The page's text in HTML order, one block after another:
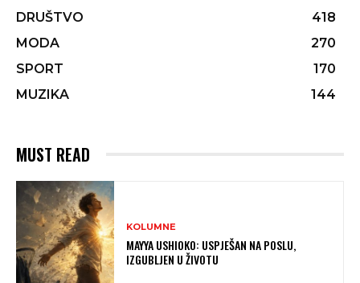
DRUŠTVO
418
MODA
270
SPORT
170
MUZIKA
144
MUST READ
KOLUMNE
MAYYA USHIOKO: USPJEŠAN NA POSLU,
IZGUBLJEN U ŽIVOTU